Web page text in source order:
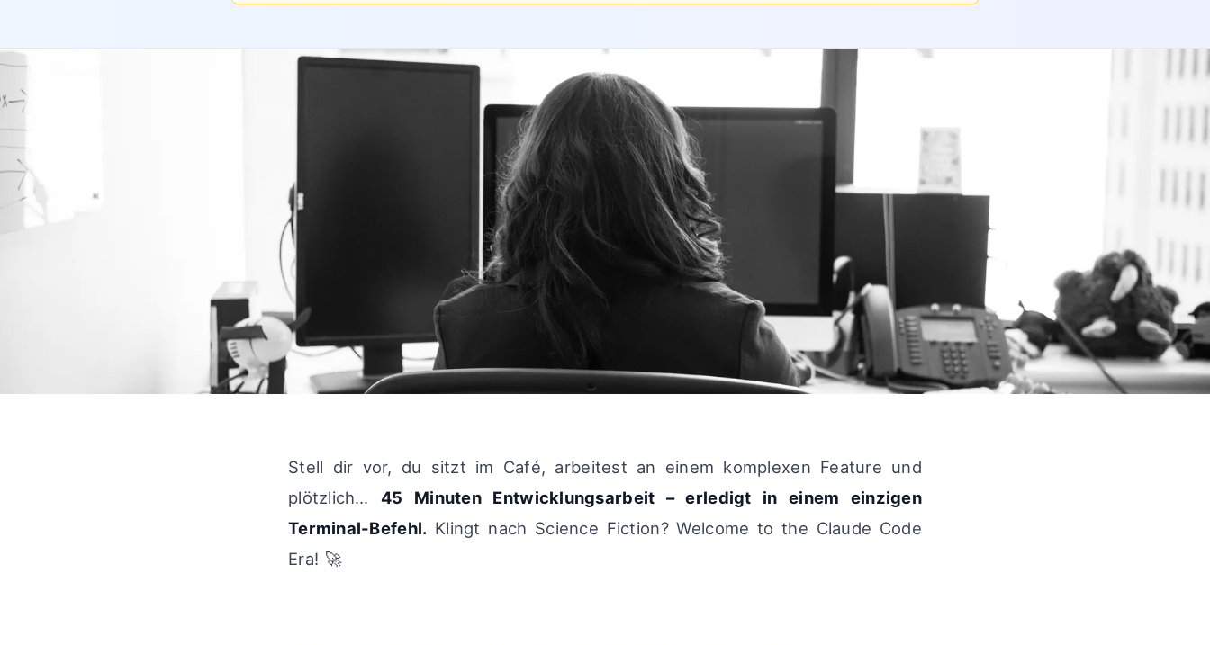
Stell dir vor, du sitzt im Café, arbeitest an einem komplexen Feature und
plötzlich…45 Minuten Entwicklungsarbeit – erledigt in einem einzigen
Terminal-Befehl. Klingt nach Science Fiction? Welcome to the Claude Code
Era! 🚀